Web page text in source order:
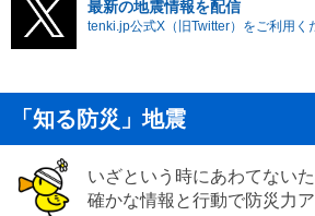
最新の地震情報を配信
tenki.jp公式X（旧Twitter）をご利用く
「知る防災」地震
いざという時にあわてない
確かな情報と行動で防災力